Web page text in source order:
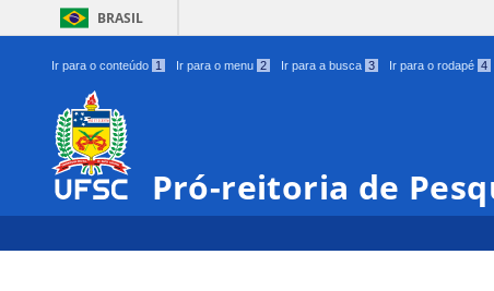
BRASIL
Ir para o conteúdo 1 Ir para o menu 2 Ir para a busca 3 Ir para o rodapé 4
Pró-reitoria de